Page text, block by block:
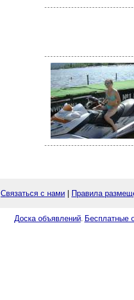
Связаться с нами Правила
Доска объявлений. Бесплатные